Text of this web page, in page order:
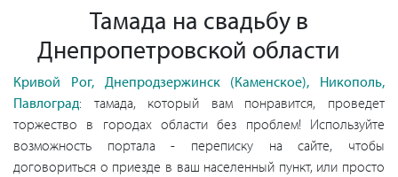
Тамада на свадьбу в
Днепропетровской области
Кривой Рог, Днепродзержинск (Каменское), Никополь,
Павлоград: тамада, который вам понравится, проведет
торжество в городах области без проблем! Используйте
возможность портала - переписку на сайте, чтобы
договориться о приезде в ваш населенный пункт, или просто